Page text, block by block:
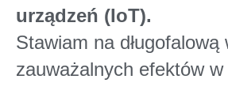
urządzeń (IoT).
Stawiam na
zauważalnych efektów